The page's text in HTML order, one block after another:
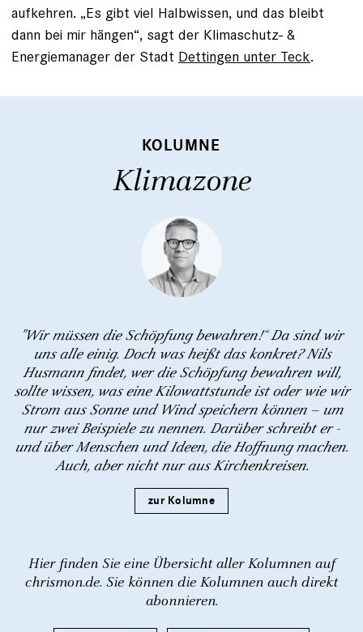
aufkehren. „Es gibt viel Halbwissen, und das bleibt
dann bei mir hängen“, sagt der Klimaschutz- &
Energiemanager der Stadt Dettingen unter Teck.
KOLUMNE
Klimazone
"Wir müssen die Schöpfung bewahren!“ Da sind wir
uns alle einig. Doch was heißt das konkret? Nils
Husmann findet, wer die Schöpfung bewahren will,
sollte wissen, was eine Kilowattstunde ist oder wie wir
Strom aus Sonne und Wind speichern können – um
nur zwei Beispiele zu nennen. Darüber schreibt er -
und über Menschen und Ideen, die Hoffnung machen.
Auch, aber nicht nur aus Kirchenkreisen.
zur Kolumne
Hier finden Sie eine Übersicht aller Kolumnen auf
chrismon.de. Sie können die Kolumnen auch direkt
abonnieren.